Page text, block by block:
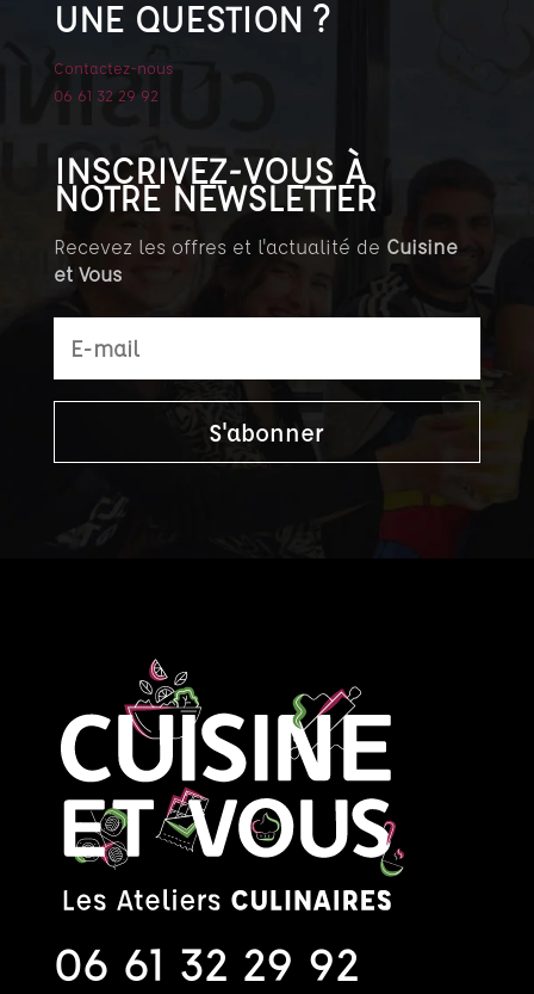
UNE QUESTION ?
Contactez-nous
06 61 32 29 92
INSCRIVEZ-VOUS À
NOTRE NEWSLETTER
Recevez les offres et l'actualité de Cuisine
et Vous
S'abonner
06 61 32 29 92